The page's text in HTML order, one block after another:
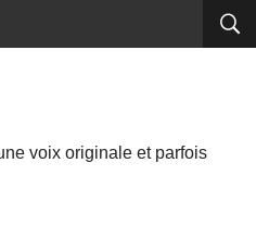
voix originale et parfois